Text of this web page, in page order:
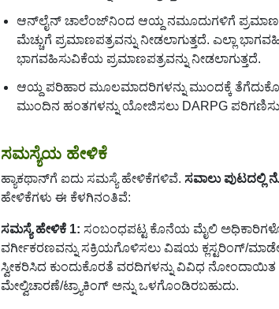
ಆನ್‌ಲೈನ್ ಚಾಲೆಂಜ್‌ನಿಂದ ಆಯ್ದ ನಮೂದುಗಳಿಗೆ
ಮೆಚ್ಚುಗೆ ಪ್ರಮಾಣಪತ್ರವನ್ನು ನೀಡಲಾಗುತ್ತದೆ.
ಭಾಗವಹಿಸುವಿಕೆಯ ಪ್ರಮಾಣಪತ್ರವನ್ನು ನೀಡಲಾಗುತ್ತದೆ.
ಆಯ್ದ ಪರಿಹಾರ ಮೂಲಮಾದರಿಗಳನ್ನು ಮುಂದಕ್ಕೆ
ಮುಂದಿನ ಹಂತಗಳನ್ನು ಯೋಜಿಸಲು DARPG
ಸಮಸ್ಯೆಯ ಹೇಳಿಕೆ
ಹ್ಯಾಕಥಾನ್‌ಗೆ ಐದು ಸಮಸ್ಯೆ ಹೇಳಿಕೆಗಳಿವೆ. ಸವಾಲು
ಹೇಳಿಕೆಗಳು ಈ ಕೆಳಗಿನಂತಿವೆ:
ಸಮಸ್ಯೆ ಹೇಳಿಕೆ 1: ಸಂಬಂಧಪಟ್ಟ ಕೊನೆಯ ಮೈಲಿ
ವರ್ಗೀಕರಣವನ್ನು ಸಕ್ರಿಯಗೊಳಿಸಲು ವಿಷಯ ಕ್ಲಸ್ಟರಿಂಗ್/
ಸ್ವೀಕರಿಸಿದ ಕುಂದುಕೊರತೆ ವರದಿಗಳನ್ನು ವಿವಿಧ
ಮೇಲ್ವಿಚಾರಣೆ/ಟ್ರ್ಯಾಕಿಂಗ್ ಅನ್ನು ಒಳಗೊಂಡಿರಬಹುದು.